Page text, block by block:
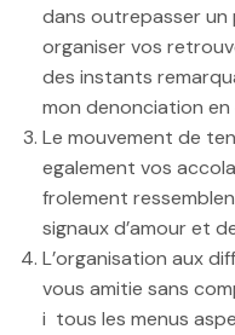
dans outrepasser un
organiser vos
des instants
mon denonciation
Le mouvement de
egalement vos
frolement
signaux d’amour et
L’organisation aux
vous amitie sans
i tous les menus